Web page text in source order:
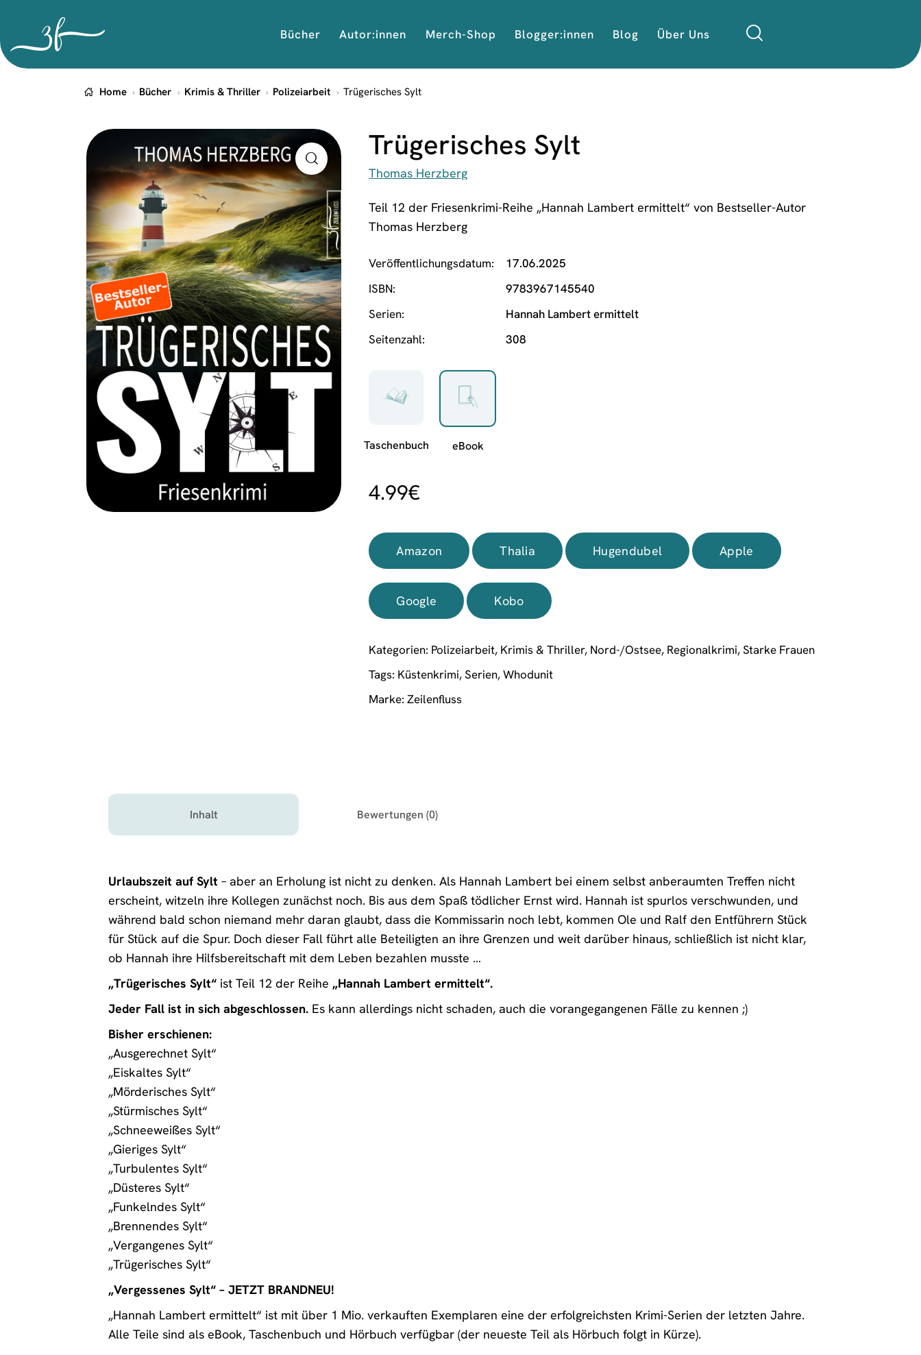
Bücher Autor:innen Merch-Shop Blogger:innen Blog Über Uns
Home Bücher Krimis & Thriller Polizeiarbeit Trügerisches Sylt
Trügerisches Sylt
Thomas Herzberg
Teil 12 der Friesenkrimi-Reihe „Hannah Lambert ermittelt“ von Bestseller-Autor
Thomas Herzberg
Veröffentlichungsdatum
17.06.2025
ISBN
9783967145540
Serien
Hannah Lambert ermittelt
Seitenzahl
308
4.99€
Amazon Thalia Hugendubel Apple
Google Kobo
Kategorien: Polizeiarbeit, Krimis & Thriller, Nord-/Ostsee, Regionalkrimi,Starke Frauen
Tags: Küstenkrimi,Serien,Whodunit
Marke:Zeilenfluss
Inhalt Bewertungen (0)
Urlaubszeit auf Sylt – aber an Erholung ist nicht zu denken. Als Hannah Lambert bei einem selbst anberaumten Treffen nicht
erscheint, witzeln ihre Kollegen zunächst noch. Bis aus dem Spaß tödlicher Ernst wird. Hannah ist spurlos verschwunden, und
während bald schon niemand mehr daran glaubt, dass die Kommissarin noch lebt, kommen Ole und Ralf den Entführern Stück
für Stück auf die Spur. Doch dieser Fall führt alle Beteiligten an ihre Grenzen und weit darüber hinaus, schließlich ist nicht klar,
ob Hannah ihre Hilfsbereitschaft mit dem Leben bezahlen musste …
„Trügerisches Sylt“ ist Teil 12 der Reihe „Hannah Lambert ermittelt“.
Jeder Fall ist in sich abgeschlossen. Es kann allerdings nicht schaden, auch die vorangegangenen Fälle zu kennen ;)
Bisher erschienen:
„Ausgerechnet Sylt“
„Eiskaltes Sylt“
„Mörderisches Sylt“
„Stürmisches Sylt“
„Schneeweißes Sylt“
„Gieriges Sylt“
„Turbulentes Sylt“
„Düsteres Sylt“
„Funkelndes Sylt“
„Brennendes Sylt“
„Vergangenes Sylt“
„Trügerisches Sylt“
„Vergessenes Sylt“ – JETZT BRANDNEU!
„Hannah Lambert ermittelt“ ist mit über 1 Mio. verkauften Exemplaren eine der erfolgreichsten Krimi-Serien der letzten Jahre.
Alle Teile sind als eBook, Taschenbuch und Hörbuch verfügbar (der neueste Teil als Hörbuch folgt in Kürze).